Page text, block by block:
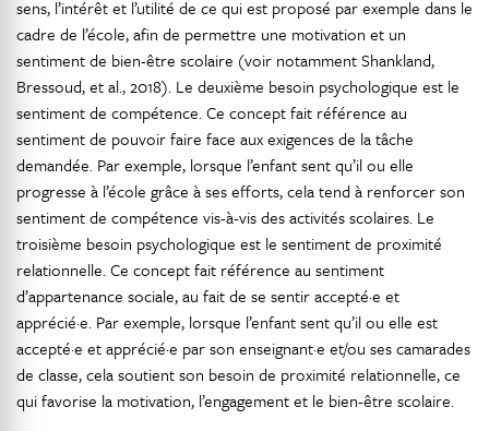
sens, l’intérêt et l’utilité de ce qui est proposé par exemple dans le
cadre de l’école, afin de permettre une motivation et un
sentiment de bien-être scolaire (voir notamment Shankland,
Bressoud, et al., 2018). Le deuxième besoin psychologique est le
sentiment de compétence. Ce concept fait référence au
sentiment de pouvoir faire face aux exigences de la tâche
demandée. Par exemple, lorsque l’enfant sent qu’il ou elle
progresse à l’école grâce à ses efforts, cela tend à renforcer son
sentiment de compétence vis-à-vis des activités scolaires. Le
troisième besoin psychologique est le sentiment de proximité
relationnelle. Ce concept fait référence au sentiment
d’appartenance sociale, au fait de se sentir accepté·e et
apprécié·e. Par exemple, lorsque l’enfant sent qu’il ou elle est
accepté·e et apprécié·e par son enseignant·e et/ou ses camarades
de classe, cela soutient son besoin de proximité relationnelle, ce
qui favorise la motivation, l’engagement et le bien-être scolaire.